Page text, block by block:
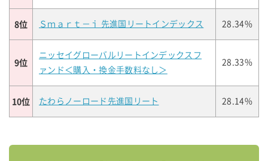
8位 Ｓｍａｒｔ－ｉ 先進国リートインデックス 28.34%
9位
ニッセイグローバルリートインデックスフ
ァンド＜購入・換金手数料なし＞
28.33%
10位 たわらノーロード先進国リート 28.14%